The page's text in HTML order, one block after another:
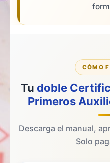
CÓMO
Tu doble
Primeros
Descarga el manual,
Solo